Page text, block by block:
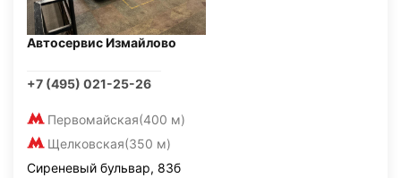
Автосервис Измайлово
+7 (495) 021-25-26
Первомайская(400 м)
Щелковская(350 м)
Сиреневый бульвар, 83б